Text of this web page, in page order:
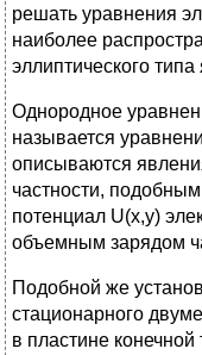
решать уравнения
наиболее
эллиптического
Однородное
называется
описываются
частности,
потенциал U(x,y)
объемным зарядом
Подобной же
стационарного
в пластине